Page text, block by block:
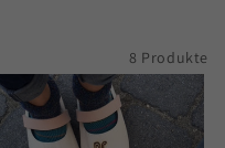
8 Produkte